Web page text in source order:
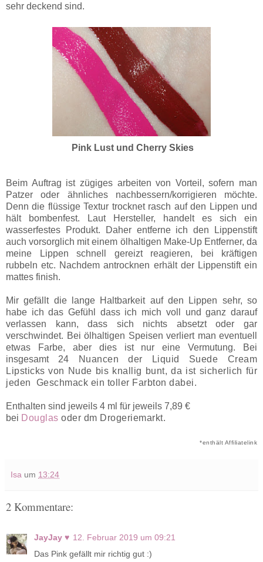
sehr deckend sind.
Pink Lust und Cherry Skies
Beim Auftrag ist zügiges arbeiten von Vorteil, sofern man
Patzer oder ähnliches nachbessern/korrigieren möchte.
Denn die flüssige Textur trocknet rasch auf den Lippen und
hält bombenfest. Laut Hersteller, handelt es sich ein
wasserfestes Produkt. Daher entferne ich den Lippenstift
auch vorsorglich mit einem ölhaltigen Make-Up Entferner, da
meine Lippen schnell gereizt reagieren, bei kräftigen
rubbeln etc. Nachdem antrocknen erhält der Lippenstift ein
mattes finish.
Mir gefällt die lange Haltbarkeit auf den Lippen sehr, so
habe ich das Gefühl dass ich mich voll und ganz darauf
verlassen kann, dass sich nichts absetzt oder gar
verschwindet. Bei ölhaltigen Speisen verliert man eventuell
etwas Farbe, aber dies ist nur eine Vermutung. Bei
insgesamt 24 Nuancen der Liquid Suede Cream
Lipsticks von Nude bis knallig bunt, da ist sicherlich für
jeden Geschmack ein toller Farbton dabei.
Enthalten sind jeweils 4 ml für jeweils 7,89 €
bei Douglas oder dm Drogeriemarkt.
*enthält Affiliatelink
Isa um 13:24
2 Kommentare:
JayJay ♥ 12. Februar 2019 um 09:21
Das Pink gefällt mir richtig gut :)